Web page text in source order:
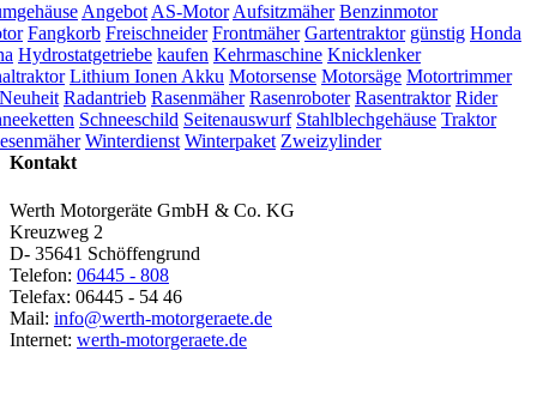
AngebotAS-MotorAufsitzmäher Benzinmotor
Fangkorb Freischneider Frontmäher Gartentraktor günstig Honda
Hydrostatgetriebe kaufen Kehrmaschine Knicklenker
Lithium Ionen Akku Motorsense Motorsäge Motortrimmer
Neuheit Radantrieb Rasenmäher Rasenroboter Rasentraktor Rider
Schneeschild Seitenauswurf Stahlblechgehäuse Traktor
Winterdienst Winterpaket Zweizylinder
Kontakt
Werth Motorgeräte GmbH & Co. KG
Kreuzweg 2
D- 35641 Schöffengrund
Telefon: 06445 - 808
Telefax: 06445 - 54 46
Mail: info@werth-motorgeraete.de
Internet: werth-motorgeraete.de